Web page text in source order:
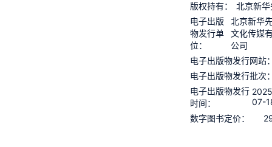
版权持有：
北京新
电子出版
物发行单
位：
北京新华
文化传媒
公司
电子出版物发行网站
电子出版物发行批次
电子出版物发行
时间：
07-
数字图书定价：